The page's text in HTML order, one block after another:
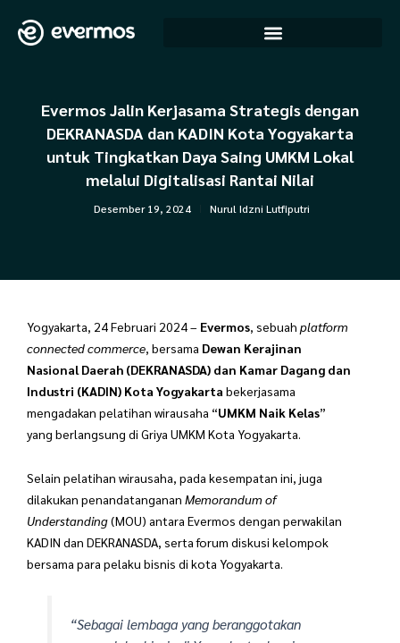
Evermos Jalin Kerjasama Strategis dengan
DEKRANASDA dan KADIN Kota Yogyakarta
untuk Tingkatkan Daya Saing UMKM Lokal
melalui Digitalisasi Rantai Nilai
Desember 19, 2024 Nurul Idzni Lutfiputri
Yogyakarta, 24 Februari 2024 – Evermos, sebuah platform
connected commerce, bersama Dewan Kerajinan
Nasional Daerah (DEKRANASDA) dan Kamar Dagang dan
Industri (KADIN) Kota Yogyakarta bekerjasama
mengadakan pelatihan wirausaha “UMKM Naik Kelas”
yang berlangsung di Griya UMKM Kota Yogyakarta.
Selain pelatihan wirausaha, pada kesempatan ini, juga
dilakukan penandatanganan Memorandum of
Understanding(MOU) antara Evermos dengan perwakilan
KADIN dan DEKRANASDA, serta forum diskusi kelompok
bersama para pelaku bisnis di kota Yogyakarta.
“Sebagai lembaga yang beranggotakan